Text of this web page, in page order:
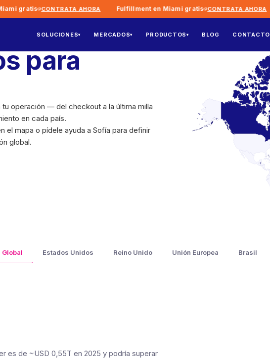
gratis CONTRATA AHORA Fulfillment en Miami gratis CONTRATA AHORA
SOLUCIONES▾ MERCADOS▾ PRODUCTOS▾ BLOG CONTACTO
para
operación — del checkout a la última milla
en cada país.
el mapa o pídele ayuda a Sofía para definir
global.
Global Estados Unidos Reino Unido Unión Europea Brasil
es de ~USD 0,55T en 2025 y podría superar